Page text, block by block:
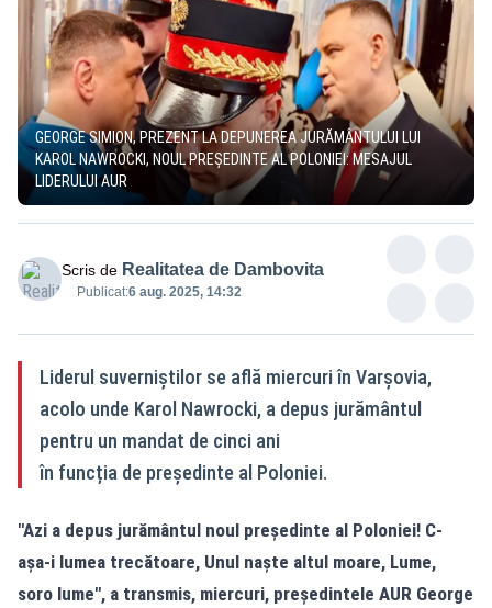
GEORGE SIMION, PREZENT LA DEPUNEREA JURĂMÂNTULUI LUI
KAROL NAWROCKI, NOUL PREȘEDINTE AL POLONIEI: MESAJUL
LIDERULUI AUR
Scris de Realitatea de Dambovita
Publicat:6 aug. 2025, 14:32
Liderul suverniștilor se află miercuri în Varșovia,
acolo unde Karol Nawrocki, a depus jurământul
pentru un mandat de cinci ani
în funcția de președinte al Poloniei.
"Azi a depus jurământul noul președinte al Poloniei! C-
așa-i lumea trecătoare, Unul naște altul moare, Lume,
soro lume", a transmis, miercuri, președintele AUR George